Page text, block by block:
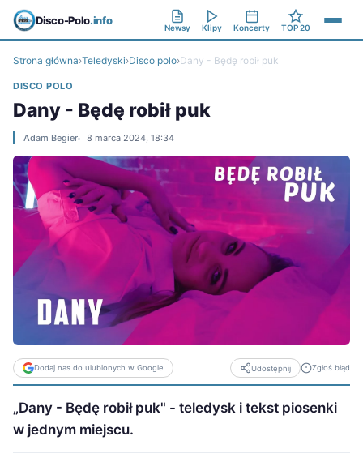
Disco-Polo.info
Newsy Klipy Koncerty TOP 20
Strona główna›Teledyski›Disco polo›Dany - Będę robił puk
DISCO POLO
Dany - Będę robił puk
Adam Begier 8 marca 2024, 18:34
Dodaj nas do ulubionych w Google Udostępnij Zgłoś błąd
„Dany - Będę robił puk" - teledysk i tekst piosenki
w jednym miejscu.